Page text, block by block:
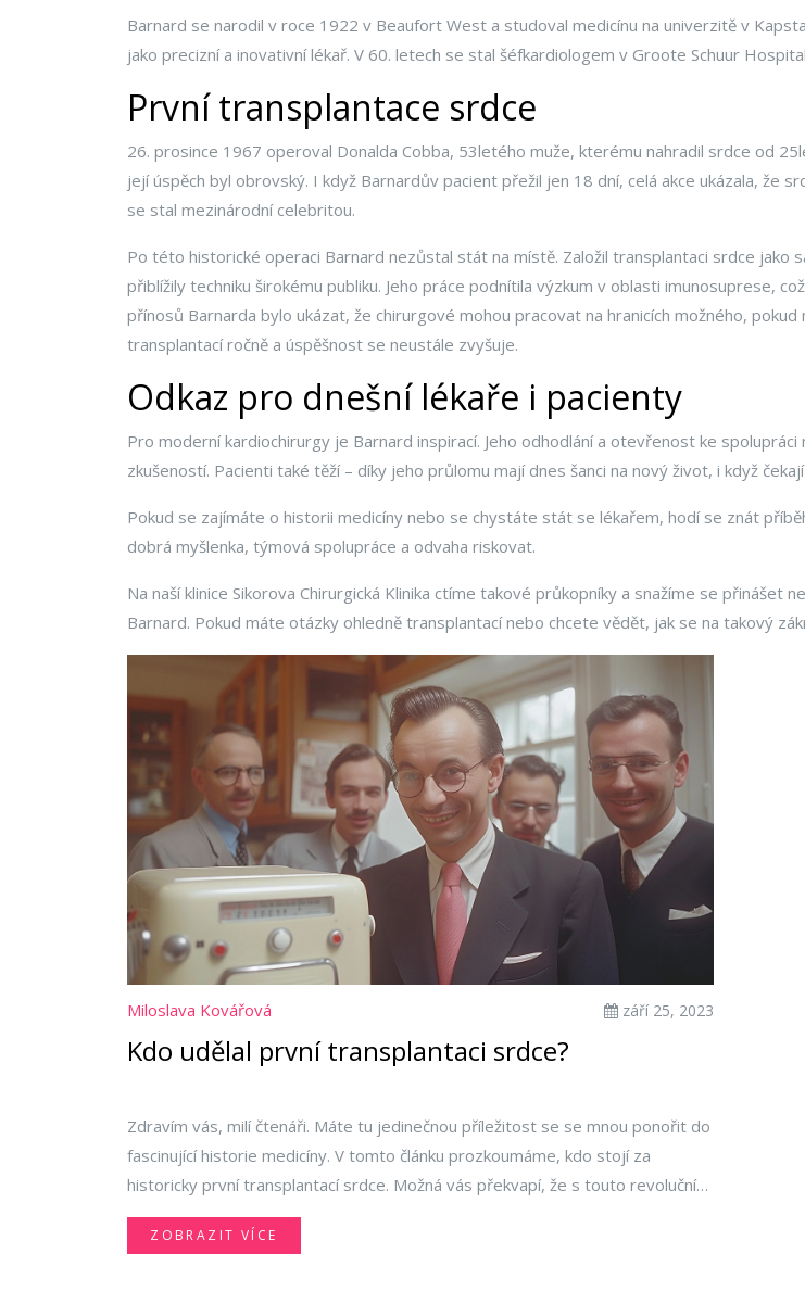
Barnard se narodil v roce 1922 v Beaufort West a studoval medicínu na univerzitě v
jako precizní a inovativní lékař. V 60. letech se stal šéfkardiologem v Groote Schuur
První transplantace srdce
26. prosince 1967 operoval Donalda Cobba, 53letého muže, kterému nahradil srdce od
její úspěch byl obrovský. I když Barnardův pacient přežil jen 18 dní, celá akce ukázala, že
se stal mezinárodní celebritou.
Po této historické operaci Barnard nezůstal stát na místě. Založil transplantaci srdce jako
přiblížily techniku širokému publiku. Jeho práce podnítila výzkum v oblasti imunosuprese,
přínosů Barnarda bylo ukázat, že chirurgové mohou pracovat na hranicích možného,
transplantací ročně a úspěšnost se neustále zvyšuje.
Odkaz pro dnešní lékaře i pacienty
Pro moderní kardiochirurgy je Barnard inspirací. Jeho odhodlání a otevřenost ke
zkušeností. Pacienti také těží – díky jeho průlomu mají dnes šanci na nový život, i když
Pokud se zajímáte o historii medicíny nebo se chystáte stát se lékařem, hodí se znát
dobrá myšlenka, týmová spolupráce a odvaha riskovat.
Na naší klinice Sikorova Chirurgická Klinika ctíme takové průkopníky a snažíme se
Barnard. Pokud máte otázky ohledně transplantací nebo chcete vědět, jak se na takový
Miloslava Kovářová září 25, 2023
Kdo udělal první transplantaci srdce?
Zdravím vás, milí čtenáři. Máte tu jedinečnou příležitost se se mnou ponořit do
fascinující historie medicíny. V tomto článku prozkoumáme, kdo stojí za
historicky první transplantací srdce. Možná vás překvapí, že s touto revoluční
operací přišel jihoafrický lékař jménem Christiaan Barnard. Svět medicíny se
tehdy navždy změnil, po přečtení tohoto článku budete chápat, proč.
ZOBRAZIT VÍCE